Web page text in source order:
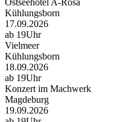
Ostseehotel A-Rosa
Kühlungsborn
17.09.2026
ab 19Uhr
Vielmeer
Kühlungsborn
18.09.2026
ab 19Uhr
Konzert im Machwerk
Magdeburg
19.09.2026